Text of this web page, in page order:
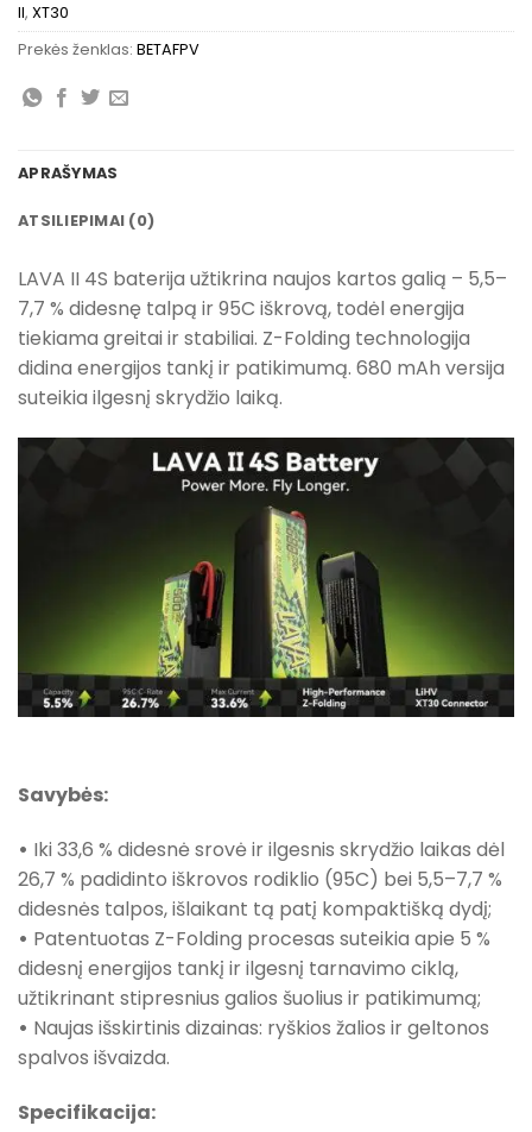
II, XT30
Prekės ženklas: BETAFPV
APRAŠYMAS
ATSILIEPIMAI (0)
LAVA II 4S baterija užtikrina naujos kartos galią – 5,5–
7,7 % didesnę talpą ir 95C iškrovą, todėl energija
tiekiama greitai ir stabiliai. Z-Folding technologija
didina energijos tankį ir patikimumą. 680 mAh versija
suteikia ilgesnį skrydžio laiką.
Savybės:
• Iki 33,6 % didesnė srovė ir ilgesnis skrydžio laikas dėl
26,7 % padidinto iškrovos rodiklio (95C) bei 5,5–7,7 %
didesnės talpos, išlaikant tą patį kompaktišką dydį;
• Patentuotas Z-Folding procesas suteikia apie 5 %
didesnį energijos tankį ir ilgesnį tarnavimo ciklą,
užtikrinant stipresnius galios šuolius ir patikimumą;
• Naujas išskirtinis dizainas: ryškios žalios ir geltonos
spalvos išvaizda.
Specifikacija: